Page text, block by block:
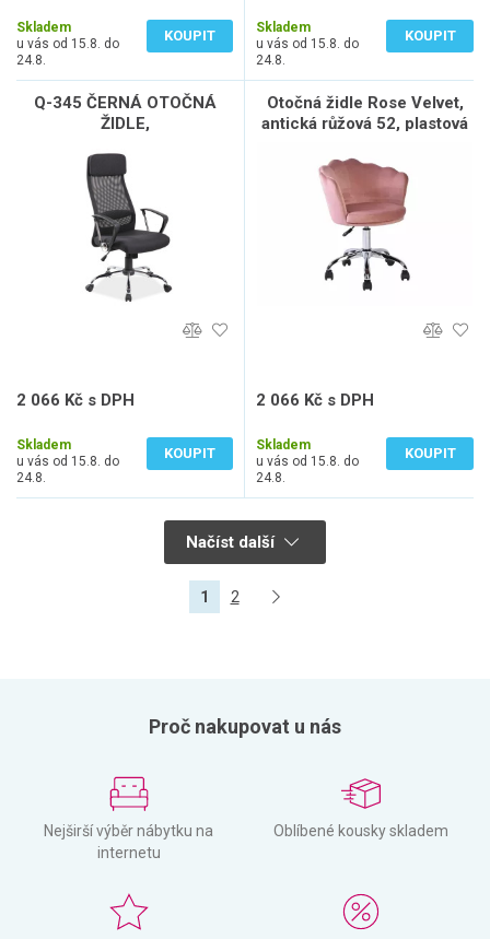
Skladem
u vás od 15.8. do
24.8.
KOUPIT
Skladem
u vás od 15.8. do
24.8.
KOUPIT
Q-345 ČERNÁ OTOČNÁ
ŽIDLE,
2 066 Kč s DPH
Skladem
u vás od 15.8. do
24.8.
KOUPIT
Otočná židle Rose Velvet,
antická růžová 52, plastová
2 066 Kč s DPH
Skladem
u vás od 15.8. do
24.8.
KOUPIT
Načíst další
1 2
Proč nakupovat u nás
Nejširší výběr nábytku na
internetu
Oblíbené kousky skladem